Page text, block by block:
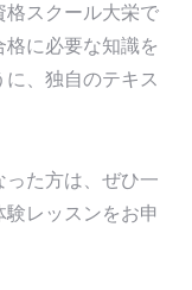
格スクール大栄で
に必要な知識を
、独自のテキス
た方は、ぜひ一
レッスンをお申